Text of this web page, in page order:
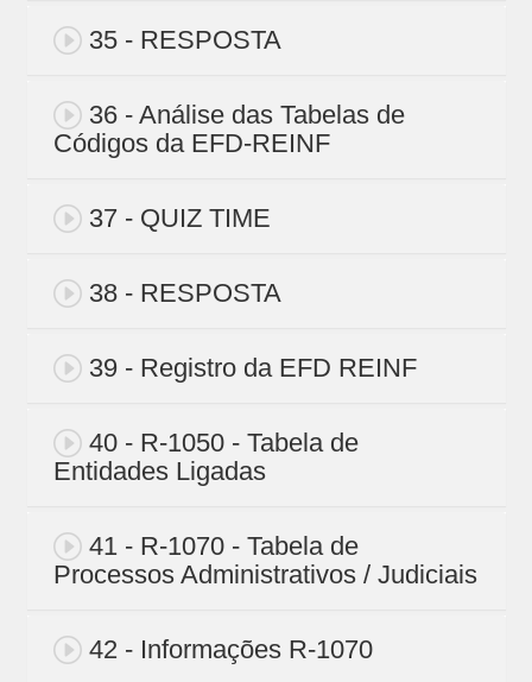
35 - RESPOSTA
36 - Análise das Tabelas de
Códigos da EFD-REINF
37 - QUIZ TIME
38 - RESPOSTA
39 - Registro da EFD REINF
40 - R-1050 - Tabela de
Entidades Ligadas
41 - R-1070 - Tabela de
Processos Administrativos / Judiciais
42 - Informações R-1070